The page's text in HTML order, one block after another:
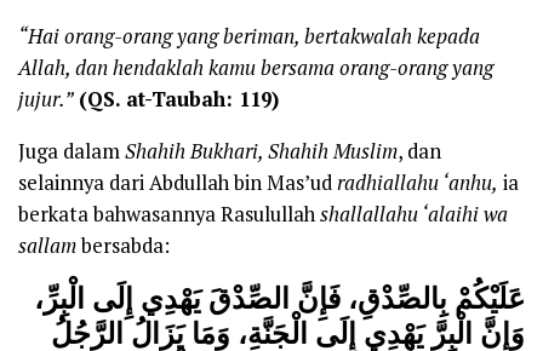
“Hai orang-orang yang beriman, bertakwalah kepada
Allah, dan hendaklah kamu bersama orang-orang yang
jujur.” (QS. at-Taubah: 119)
Juga dalamShahih Bukhari, Shahih Muslim, dan
selainnya dari Abdullah bin Mas’udradhiallahu ‘anhu, ia
berkata bahwasannya Rasulullahshallallahu ‘alaihi wa
sallambersabda:
عَلَيْكُمْ بِالصِّدْقِ، فَإِنَّ الصِّدْقَ يَهْدِي إِلَى الْبِرِّ،
وَإِنَّ الْبِرَّ يَهْدِي إِلَى الْجَنَّةِ، وَمَا يَزَالُ الرَّجُلُ